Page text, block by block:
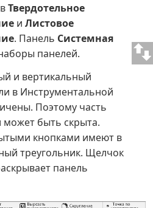
Твердотельное
и Листовое
. Панель Системная
панелей.
и вертикальный
в Инструментальной
Поэтому часть
может быть скрыта.
кнопками имеют в
треугольник. Щелчок
панель